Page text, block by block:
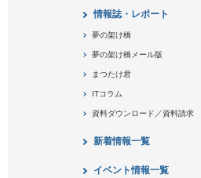
情報誌・レポート
夢の架け橋
夢の架け橋メール版
まつたけ君
ITコラム
資料ダウンロード／資料請求
新着情報一覧
イベント情報一覧